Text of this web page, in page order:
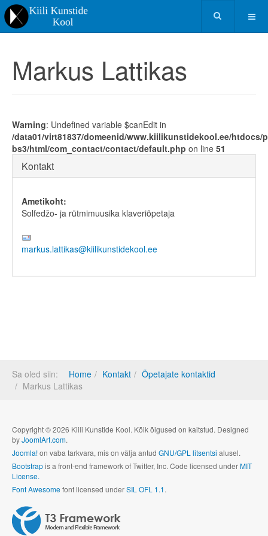
Markus Lattikas
Warning: Undefined variable $canEdit in
/data01/virt81837/domeenid/www.kiilikunstidekool.ee/htdocs/
bs3/html/com_contact/contact/default.php on line 51
Kontakt
Ametikoht:
Solfedžo- ja rütmimuusika klaveriõpetaja
markus.lattikas@kiilikunstidekool.ee
Sa oled siin: Home Kontakt
Õpetajate kontaktid
Markus Lattikas
Copyright © 2026 Kiili Kunstide Kool. Kõik õigused on kaitstud. Designed
byJoomlArt.com.
Joomla!on vaba tarkvara, mis on välja antud GNU/GPL litsentsi alusel.
Bootstrapis a front-end framework of Twitter, Inc. Code licensed underMIT
License.
Font Awesomefont licensed underSIL OFL 1.1.